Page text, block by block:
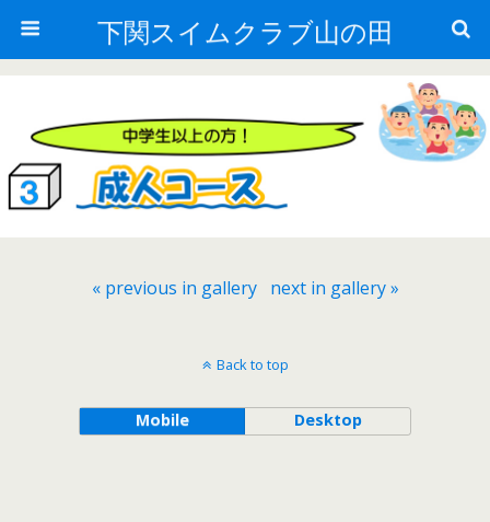
下関スイムクラブ山の田
« previous in gallery next in gallery »
Back to top
Mobile Desktop